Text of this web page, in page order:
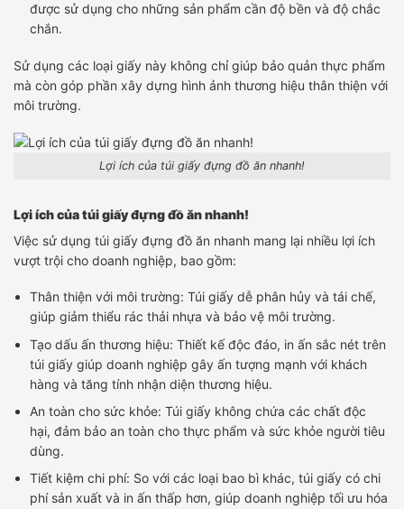
được sử dụng cho những sản phẩm cần độ bền và độ chắc
chắn.
Sử dụng các loại giấy này không chỉ giúp bảo quản thực phẩm
mà còn góp phần xây dựng hình ảnh thương hiệu thân thiện với
môi trường.
Lợi ích của túi giấy đựng đồ ăn nhanh!
Lợi ích của túi giấy đựng đồ ăn nhanh!
Việc sử dụng túi giấy đựng đồ ăn nhanh mang lại nhiều lợi ích
vượt trội cho doanh nghiệp, bao gồm:
Thân thiện với môi trường: Túi giấy dễ phân hủy và tái chế,
giúp giảm thiểu rác thải nhựa và bảo vệ môi trường.
Tạo dấu ấn thương hiệu: Thiết kế độc đáo, in ấn sắc nét trên
túi giấy giúp doanh nghiệp gây ấn tượng mạnh với khách
hàng và tăng tính nhận diện thương hiệu.
An toàn cho sức khỏe: Túi giấy không chứa các chất độc
hại, đảm bảo an toàn cho thực phẩm và sức khỏe người tiêu
dùng.
Tiết kiệm chi phí: So với các loại bao bì khác, túi giấy có chi
phí sản xuất và in ấn thấp hơn, giúp doanh nghiệp tối ưu hóa